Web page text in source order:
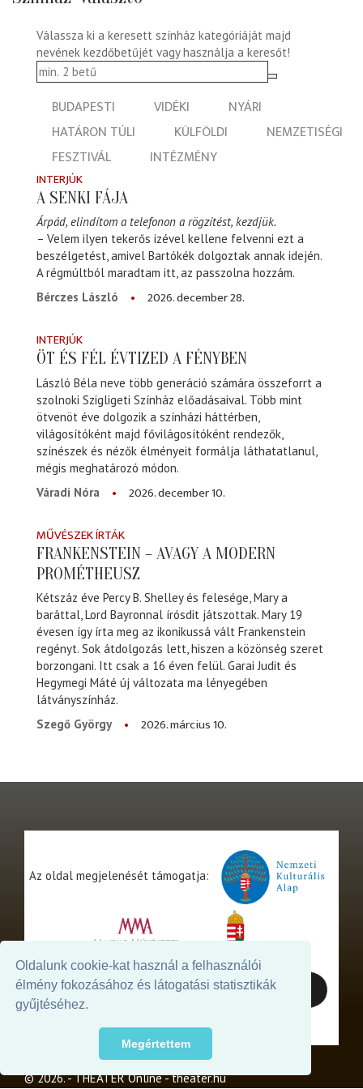
Oldalunk cookie-kat használ a felhasználói
élmény fokozásához és látogatási statisztikák
gyűjtéséhez.
Megértettem
Válassza ki a keresett színház kategóriáját majd
nevének kezdőbetűjét vagy használja a keresőt!
BUDAPESTI VIDÉKI
NYÁRI
HATÁRON TÚLI
KÜLFÖLDI
NEMZETISÉGI
FESZTIVÁL
INTÉZMÉNY
INTERJÚK
A SENKI FÁJA
Árpád, elindítom a telefonon a rögzítést, kezdjük.
– Velem ilyen tekerős izével kellene felvenni ezt a
beszélgetést, amivel Bartókék dolgoztak annak idején.
A régmúltból maradtam itt, az passzolna hozzám.
Bérczes László
2026. december 28.
INTERJÚK
ÖT ÉS FÉL ÉVTIZED A FÉNYBEN
László Béla neve több generáció számára összeforrt a
szolnoki Szigligeti Színház előadásaival. Több mint
ötvenöt éve dolgozik a színházi háttérben,
világosítóként majd fővilágosítóként rendezők,
színészek és nézők élményeit formálja láthatatlanul,
mégis meghatározó módon.
Váradi Nóra
2026. december 10.
MŰVÉSZEK ÍRTÁK
FRANKENSTEIN – AVAGY A MODERN
PROMÉTHEUSZ
Kétszáz éve Percy B. Shelley és felesége, Mary a
baráttal, Lord Bayronnal írósdit játszottak. Mary 19
évesen így írta meg az ikonikussá vált Frankenstein
regényt. Sok átdolgozás lett, hiszen a közönség szeret
borzongani. Itt csak a 16 éven felül. Garai Judit és
Hegymegi Máté új változata ma lényegében
látványszínház.
Szegő György
2026. március 10.
Az oldal megjelenését támogatja:
© 2026. - THEATER Online -theater.hu